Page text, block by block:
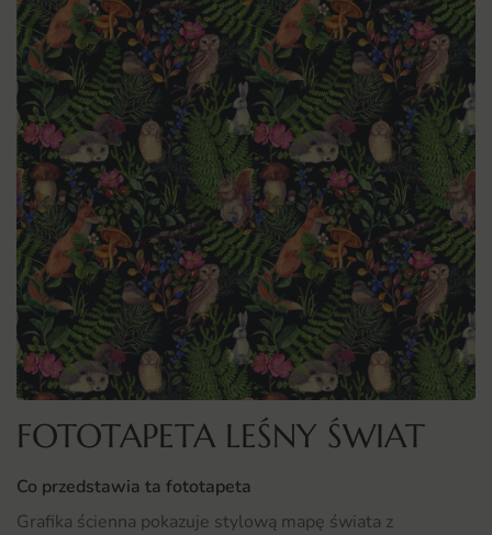
FOTOTAPETA LEŚNY ŚWIAT
Co przedstawia ta fototapeta
Grafika ścienna pokazuje stylową mapę świata z